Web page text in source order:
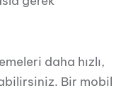
daha hızlı,
Bir mobil